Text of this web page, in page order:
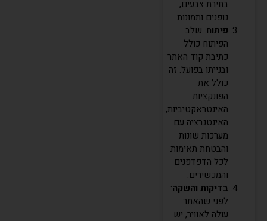
בחירת צבעים,
גופנים ותמונות.
פיתוח: שלב
הפיתוח כולל
כתיבת קוד האתר
ובנייתו בפועל. זה
כולל את
הפונקציות
האינטראקטיביות,
האינטגרציה עם
מערכות שונות
והבטחת תאימות
לכל הדפדפנים
והמכשירים.
בדיקות והשקה:
לפני שהאתר
עולה לאוויר, יש